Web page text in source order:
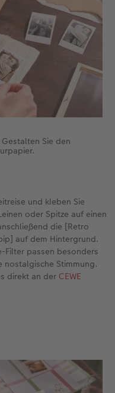
Sie den
und kleben Sie
oder Spitze auf einen
die [Retro
auf dem Hintergrund.
Filter passen besonders
nostalgische Stimmung.
direkt an der CEWE